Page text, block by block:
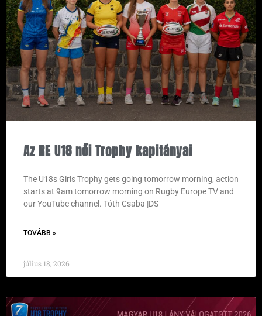
Az RE U18 női Trophy kapitányai
The U18s Girls Trophy gets going tomorrow morning, action
starts at 9am tomorrow morning on Rugby Europe TV and
our YouTube channel. Tóth Csaba |DS
TOVÁBB »
július 18, 2026